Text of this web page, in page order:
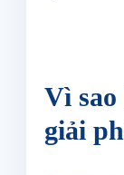
Vì
giải